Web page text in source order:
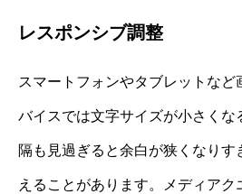
レスポンシブ調整
スマートフォンやタブレットな
バイスでは文字サイズが小さくな
隔も見過ぎると余白が狭くなりす
えることがあります。メディアク